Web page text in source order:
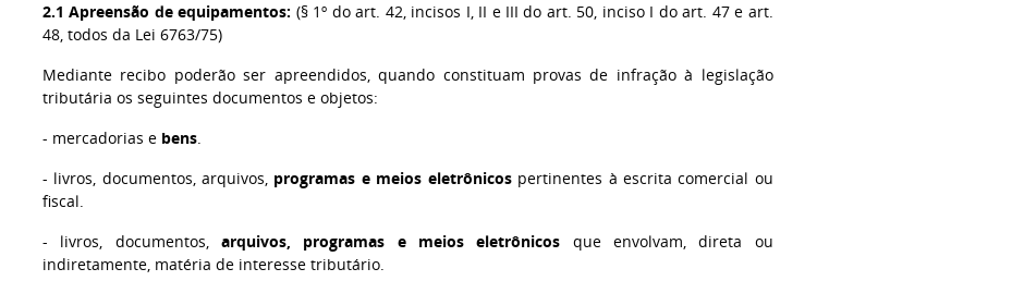
2.1 Apreensão de equipamentos: (§ 1º do art. 42, incisos I, II e III do art. 50, inciso I do art. 47 e art.
48, todos da Lei 6763/75)
Mediante recibo poderão ser apreendidos, quando constituam provas de infração à legislação
tributária os seguintes documentos e objetos:
- mercadorias e bens.
- livros, documentos, arquivos, programas e meios eletrônicospertinentes à escrita comercial ou
fiscal.
- livros, documentos, arquivos, programas e meios eletrônicos que envolvam, direta ou
indiretamente, matéria de interesse tributário.